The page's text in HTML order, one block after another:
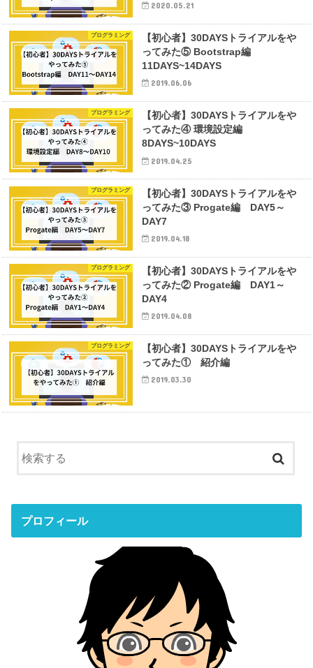
2020.05.21
プログラミング
【初心者】30DAYSトライアルをや
ってみた⑤ Bootstrap編
11DAYS~14DAYS
2019.06.06
プログラミング
【初心者】30DAYSトライアルをや
ってみた④ 環境設定編
8DAYS~10DAYS
2019.04.25
プログラミング
【初心者】30DAYSトライアルをや
ってみた③ Progate編 DAY5～
DAY7
2019.04.18
プログラミング
【初心者】30DAYSトライアルをや
ってみた② Progate編 DAY1～
DAY4
2019.04.08
プログラミング
【初心者】30DAYSトライアルをや
ってみた① 紹介編
2019.03.30
プロフィール